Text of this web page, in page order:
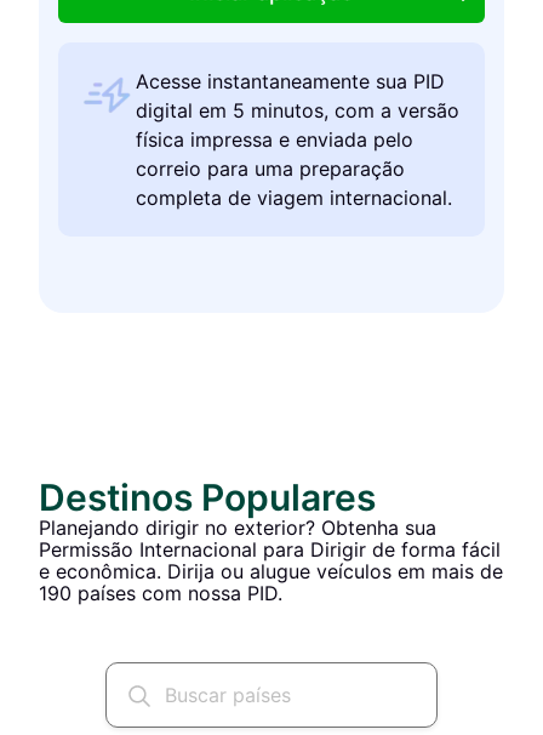
Acesse instantaneamente sua PID
digital em 5 minutos, com a versão
física impressa e enviada pelo
correio para uma preparação
completa de viagem internacional.
Destinos Populares
Planejando dirigir no exterior? Obtenha sua
Permissão Internacional para Dirigir de forma fácil
e econômica. Dirija ou alugue veículos em mais de
190 países com nossa PID.